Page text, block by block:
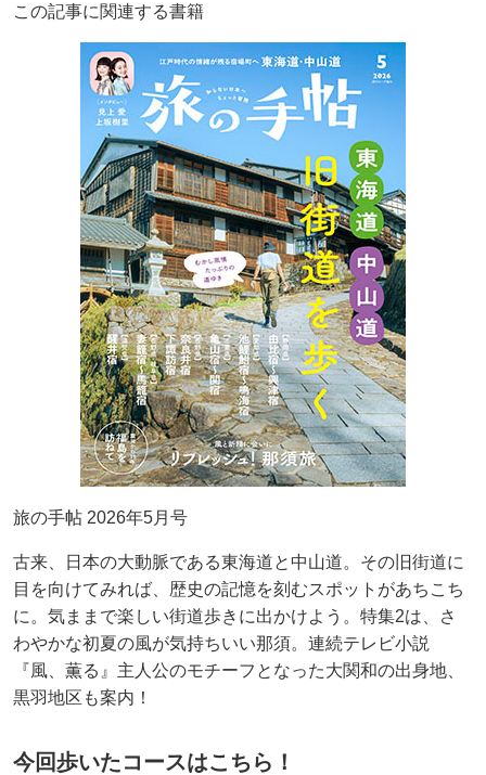
この記事に関連する書籍
旅の手帖 2026年5月号
古来、日本の大動脈である東海道と中山道。その旧街道に
目を向けてみれば、歴史の記憶を刻むスポットがあちこち
に。気ままで楽しい街道歩きに出かけよう。特集2は、さ
わやかな初夏の風が気持ちいい那須。連続テレビ小説
『風、薫る』主人公のモチーフとなった大関和の出身地、
黒羽地区も案内！
今回歩いたコースはこちら！